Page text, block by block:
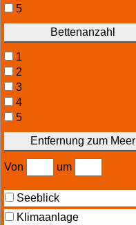
5
Bettenanzahl
1
2
3
4
5
Entfernung zum Meer
Von um
Seeblick
Klimaanlage